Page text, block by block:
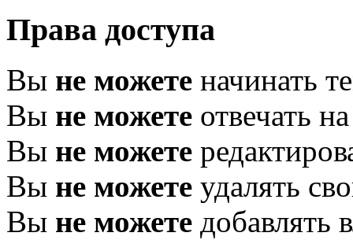
Права доступа
Вы не можете начинать
Вы не можете отвечать
Вы не можете
Вы не можете удалять
Вы не можете добавлять